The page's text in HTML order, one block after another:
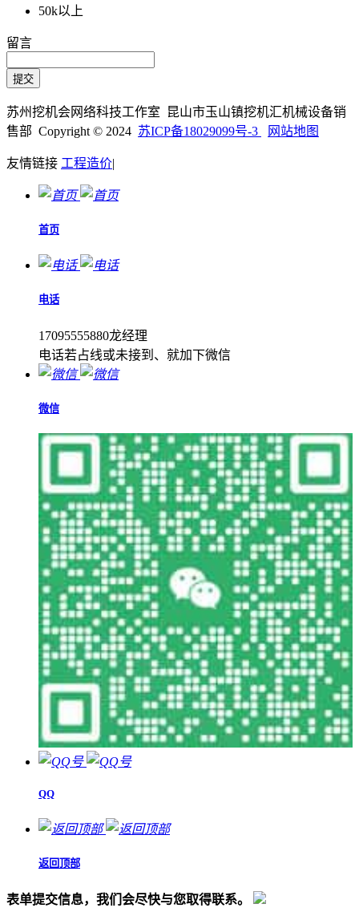
50k以上
留言
苏州挖机会网络科技工作室 昆山市玉山镇挖机汇机械设备销
售部 Copyright © 2024 苏ICP备18029099号-3 网站地图
友情链接 工程造价|
首页
电话
17095555880龙经理
电话若占线或未接到、就加下微信
微信
QQ
返回顶部
表单提交信息，我们会尽快与您取得联系。